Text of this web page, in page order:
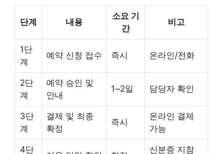
단계 내용
소요 기
간
비고
1단
계
예약 신청 접수 즉시 온라인/전화
2단
계
예약 승인 및
안내
1~2일 담당자 확인
3단
계
결제 및 최종
확정
즉시
온라인 결제
가능
4단 신분증 지참